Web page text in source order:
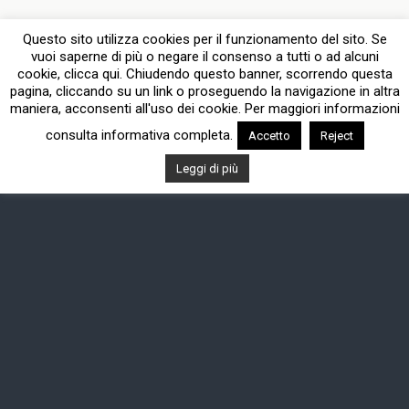
Questo sito utilizza cookies per il funzionamento del sito. Se
vuoi saperne di più o negare il consenso a tutti o ad alcuni
cookie, clicca qui. Chiudendo questo banner, scorrendo questa
pagina, cliccando su un link o proseguendo la navigazione in altra
maniera, acconsenti all'uso dei cookie. Per maggiori informazioni
consulta informativa completa.
Accetto Reject
Leggi di più